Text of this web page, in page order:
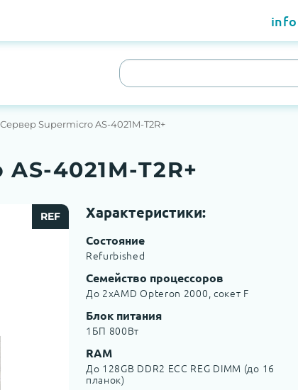
Сервер Supermicro AS-4021M-T2R+
4021M-T2R+
REF Характеристики:
Состояние
Refurbished
Семейство процессоров
До 2хAMD Opteron 2000, сокет F
Блок питания
1БП 800Вт
RAM
До 128GB DDR2 ECC REG DIMM (до 16
планок)